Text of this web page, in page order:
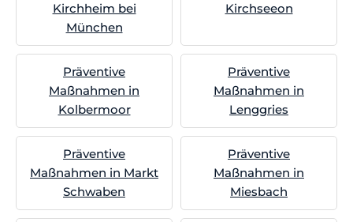
Kirchheim bei
München
Kirchseeon
Präventive
Maßnahmen in
Kolbermoor
Präventive
Maßnahmen in
Lenggries
Präventive
Maßnahmen in Markt
Schwaben
Präventive
Maßnahmen in
Miesbach